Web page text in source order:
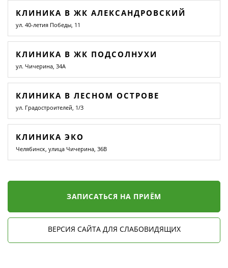
КЛИНИКА В ЖК АЛЕКСАНДРОВСКИЙ
ул. 40-летия Победы, 11
КЛИНИКА В ЖК ПОДСОЛНУХИ
ул. Чичерина, 34А
КЛИНИКА В ЛЕСНОМ ОСТРОВЕ
ул. Градостроителей, 1/3
КЛИНИКА ЭКО
Челябинск, улица Чичерина, 36В
ЗАПИСАТЬСЯ НА ПРИЁМ
ВЕРСИЯ САЙТА ДЛЯ СЛАБОВИДЯЩИХ